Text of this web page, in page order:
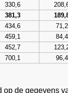
330,6
381,3
434,6 71,2
459,1 84,4
452,7
700,1 96,4
op de gegevens